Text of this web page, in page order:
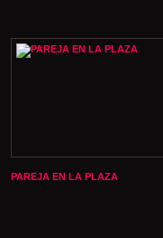
PAREJA EN LA PLAZA